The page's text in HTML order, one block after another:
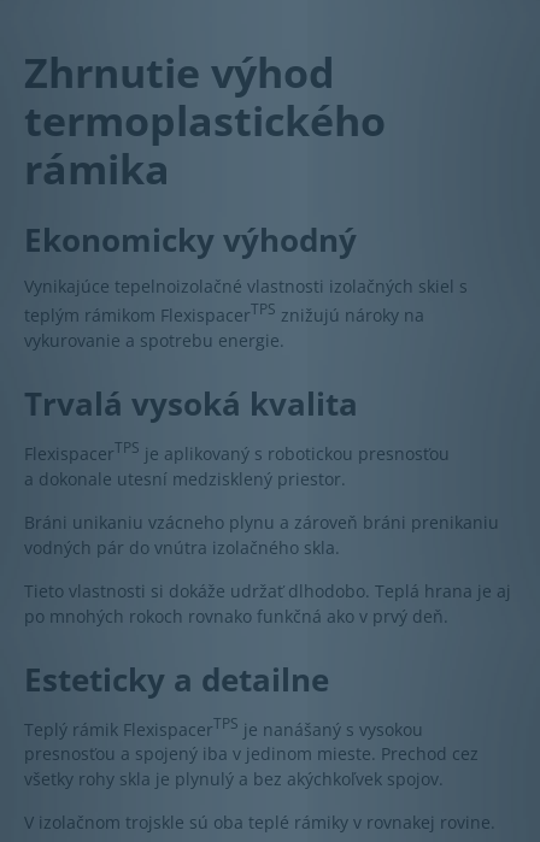
Zhrnutie výhod
termoplastického
rámika
Ekonomicky výhodný
Vynikajúce tepelnoizolačné vlastnosti izolačných skiel s
teplým rámikom FlexispacerTPS znižujú nároky na
vykurovanie a spotrebu energie.
Trvalá vysoká kvalita
FlexispacerTPS je aplikovaný s robotickou presnosťou
a dokonale utesní medzisklený priestor.
Bráni unikaniu vzácneho plynu a zároveň bráni prenikaniu
vodných pár do vnútra izolačného skla.
Tieto vlastnosti si dokáže udržať dlhodobo. Teplá hrana je aj
po mnohých rokoch rovnako funkčná ako v prvý deň.
Esteticky a detailne
Teplý rámik FlexispacerTPS je nanášaný s vysokou
presnosťou a spojený iba v jedinom mieste. Prechod cez
všetky rohy skla je plynulý a bez akýchkoľvek spojov.
V izolačnom trojskle sú oba teplé rámiky v rovnakej rovine.